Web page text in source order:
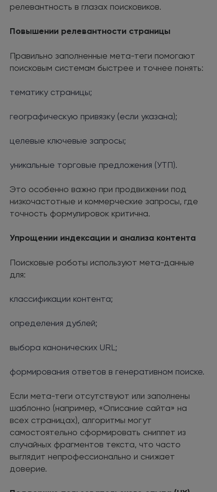
релевантность в глазах поисковиков.
Повышении релевантности страницы
Правильно заполненные мета-теги помогают
поисковым системам быстрее и точнее понять:
тематику страницы;
географическую привязку (если указана);
целевые ключевые запросы;
уникальные торговые предложения (УТП).
Это особенно важно при продвижении под
низкочастотные и коммерческие запросы, где
точность формулировок критична.
Упрощении индексации и анализа контента
Поисковые роботы используют мета-данные
для:
классификации контента;
определения дублей;
выбора канонических URL;
формирования ответов в генеративном поиске.
Если мета-теги отсутствуют или заполнены
шаблонно (например, «Описание сайта» на
всех страницах), алгоритмы могут
самостоятельно сформировать сниппет из
случайных фрагментов текста, что часто
выглядит непрофессионально и снижает
доверие.